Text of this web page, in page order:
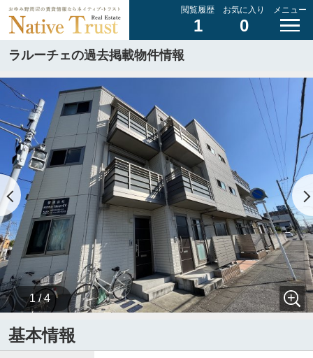
閲覧履歴
1
お気に入り
0
メニュー
ラルーチェの過去掲載物件情報
1 / 4
基本情報